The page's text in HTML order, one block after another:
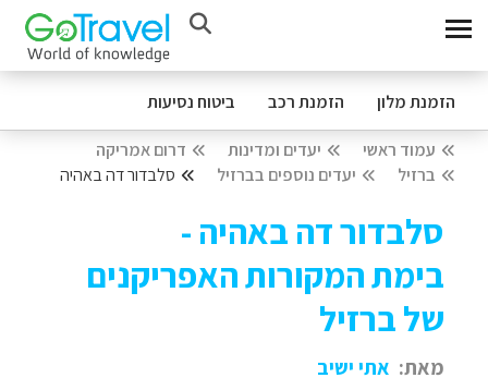
הזמנת מלון הזמנת רכב ביטוח נסיעות
עמוד ראשי יעדים ומדינות
דרום אמריקה
ברזיל
יעדים נוספים בברזיל סלבדור דה באהיה
סלבדור דה באהיה -
בימת המקורות האפריקנים
של ברזיל
מאת: אתי ישיב